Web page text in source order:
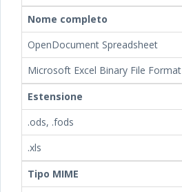
Nome completo
OpenDocument Spreadsheet
Microsoft Excel Binary File Format
Estensione
.ods, .fods
.xls
Tipo MIME